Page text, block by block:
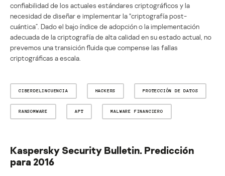
confiabilidad de los actuales estándares criptográficos y la
necesidad de diseñar e implementar la “criptografía post-
cuántica”. Dado el bajo índice de adopción o la implementación
adecuada de la criptografía de alta calidad en su estado actual, no
prevemos una transición fluida que compense las fallas
criptográficas a escala.
CIBERDELINCUENCIA HACKERS PROTECCIÓN DE DATOS
RANSOMWARE APT MALWARE FINANCIERO
Kaspersky Security Bulletin. Predicción
para 2016